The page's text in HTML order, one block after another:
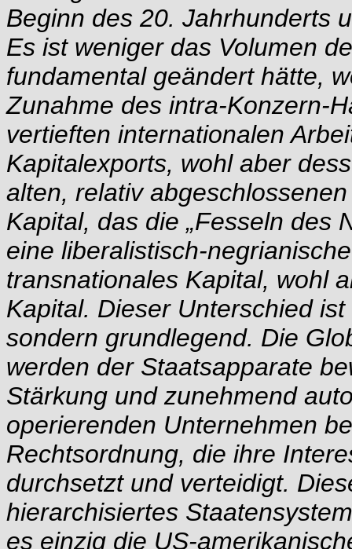
Beginn des 20. Jahrhunderts
Es ist weniger das Volumen
fundamental geändert hätte,
Zunahme des intra-Konzern-
vertieften internationalen
Kapitalexports, wohl aber
alten, relativ
Kapital, das die „Fesseln des
eine liberalistisch-
transnationales Kapital, wohl
Kapital. Dieser Unterschied
sondern grundlegend. Die
werden der Staatsapparate
Stärkung und zunehmend
operierenden Unternehmen
Rechtsordnung, die ihre
durchsetzt und verteidigt.
hierarchisiertes
es einzig die US-